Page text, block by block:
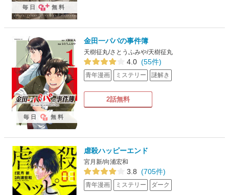
毎日 無料
金田一パパの事件簿
天樹征丸/さとうふみや/天樹征丸
4.0 (55件)
青年漫画 ミステリー 謎解き
2話無料
毎日 無料
虐殺ハッピーエンド
宮月新/向浦宏和
3.8 (705件)
青年漫画 ミステリー ダーク